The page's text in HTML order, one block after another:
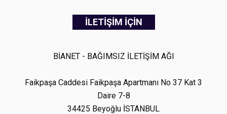
İLETİŞİM İÇİN
BİANET - BAĞIMSIZ İLETİŞİM AĞI
Faikpaşa Caddesi Faikpaşa Apartmanı No 37 Kat 3
Daire 7-8
34425 Beyoğlu İSTANBUL